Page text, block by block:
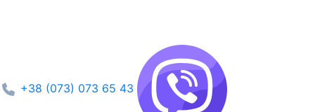
+38 (073) 073 65 43